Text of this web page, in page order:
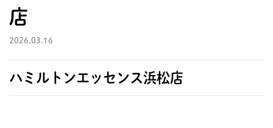
店
2026.03.16
ハミルトンエッセンス浜松店